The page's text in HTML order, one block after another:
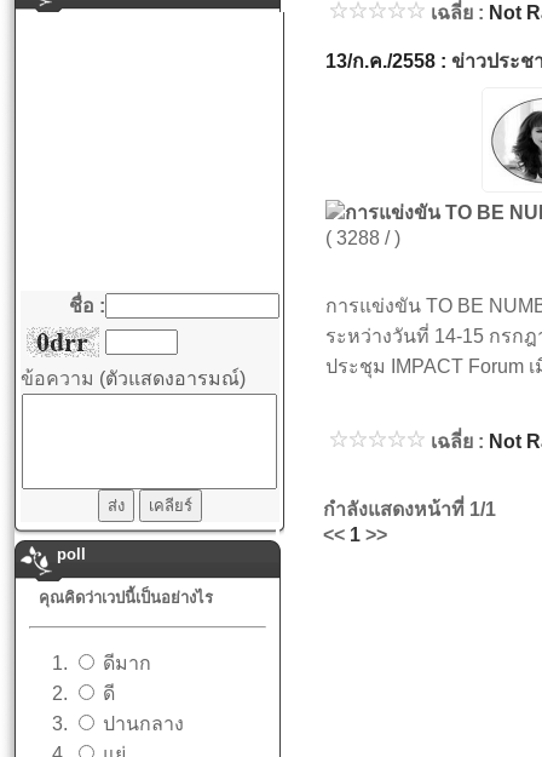
ชื่อ :
ข้อความ (ตัวแสดงอารมณ์)
poll
คุณคิดว่าเวปนี้เป็นอย่างไร
ดีมาก
ดี
ปานกลาง
เฉลี่ย : Not
13/ก.ค./2558 : ข่าวประช
การแข่งขัน TO BE
( 3288 / )
การแข่งขัน TO BE
ระหว่างวันที่ 14-15 กรก
ประชุม IMPACT Forum
เฉลี่ย : Not
กำลังแสดงหน้าที่ 1/1
<< 1 >>